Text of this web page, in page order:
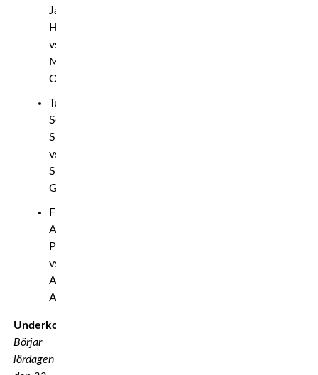
Jack
Hermansson
vs.
Myktybek
Orolbai
Tungvikt:
Serghei
Spivac
vs.
Shamil
Gaziev
Flugvikt:
Alex
Perez
vs.
Asu
Almabayev
Underkort
Börjar
lördagen